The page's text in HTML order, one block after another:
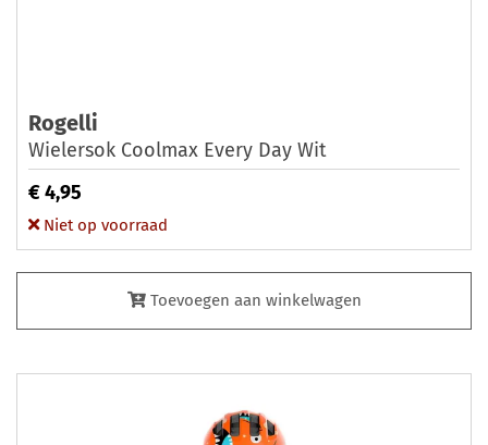
Rogelli
Wielersok Coolmax Every Day Wit
€ 4,95
Niet op voorraad
Toevoegen aan winkelwagen